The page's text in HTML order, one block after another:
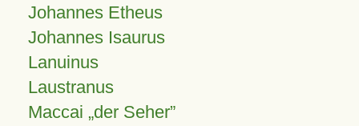
Johannes Etheus
Johannes Isaurus
Lanuinus
Laustranus
Maccai „der Seher”